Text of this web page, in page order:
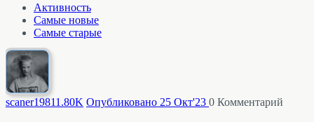
Активность
Самые новые
Самые старые
scaner19811.80K Опубликовано 25 Окт'23 0 Комментарий